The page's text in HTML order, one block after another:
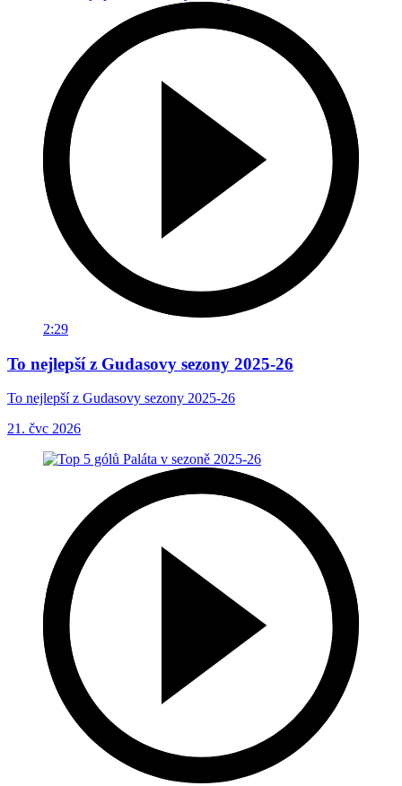
2:29
To nejlepší z Gudasovy sezony 2025-26
To nejlepší z Gudasovy sezony 2025-26
21. čvc 2026